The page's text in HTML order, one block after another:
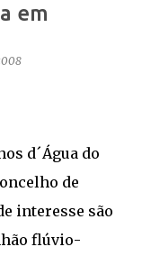
férias
em
d´Água do
de
interesse são
flúvio-